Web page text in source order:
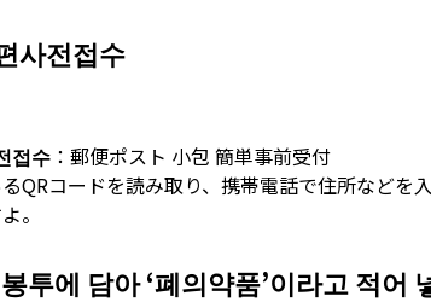
사전접수
접수 ：郵便ポスト 小包 簡単事前受付
QRコードを読み取り、携帯電話で住所などを
。
투에 담아 ‘폐의약품’이라고 적어